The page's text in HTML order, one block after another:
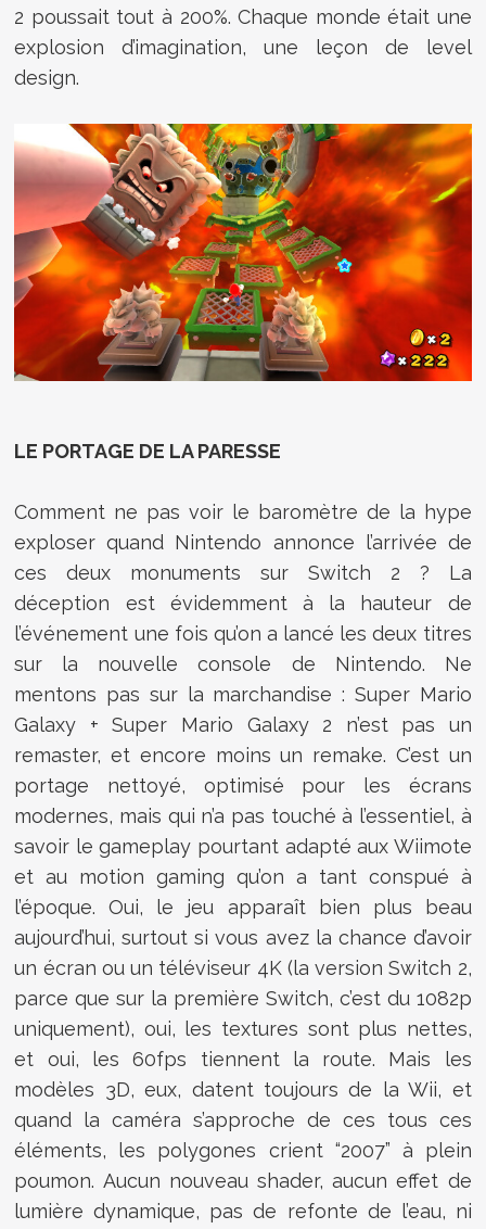
2 poussait tout à 200%. Chaque monde était une
explosion d’imagination, une leçon de level
design.
LE PORTAGE DE LA PARESSE
Comment ne pas voir le baromètre de la hype
exploser quand Nintendo annonce l’arrivée de
ces deux monuments sur Switch 2 ? La
déception est évidemment à la hauteur de
l’événement une fois qu’on a lancé les deux titres
sur la nouvelle console de Nintendo. Ne
mentons pas sur la marchandise : Super Mario
Galaxy + Super Mario Galaxy 2 n’est pas un
remaster, et encore moins un remake. C’est un
portage nettoyé, optimisé pour les écrans
modernes, mais qui n’a pas touché à l’essentiel, à
savoir le gameplay pourtant adapté aux Wiimote
et au motion gaming qu’on a tant conspué à
l’époque. Oui, le jeu apparaît bien plus beau
aujourd’hui, surtout si vous avez la chance d’avoir
un écran ou un téléviseur 4K (la version Switch 2,
parce que sur la première Switch, c’est du 1082p
uniquement), oui, les textures sont plus nettes,
et oui, les 60fps tiennent la route. Mais les
modèles 3D, eux, datent toujours de la Wii, et
quand la caméra s’approche de ces tous ces
éléments, les polygones crient “2007” à plein
poumon. Aucun nouveau shader, aucun effet de
lumière dynamique, pas de refonte de l’eau, ni